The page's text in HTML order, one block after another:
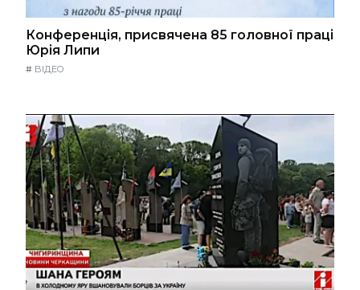
Конференція, присвячена 85 головної праці
Юрія Липи
# ВІДЕО